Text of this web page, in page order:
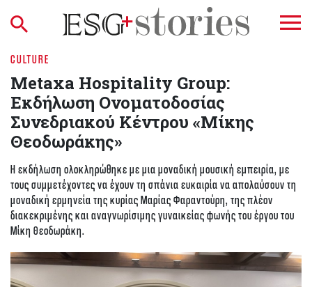
CULTURE
Metaxa Hospitality Group:
Εκδήλωση Ονοματοδοσίας
Συνεδριακού Κέντρου «Μίκης
Θεοδωράκης»
Η εκδήλωση ολοκληρώθηκε με μια μοναδική μουσική εμπειρία, με
τους συμμετέχοντες να έχουν τη σπάνια ευκαιρία να απολαύσουν τη
μοναδική ερμηνεία της κυρίας Μαρίας Φαραντούρη, της πλέον
διακεκριμένης και αναγνωρίσιμης γυναικείας φωνής του έργου του
Μίκη Θεοδωράκη.